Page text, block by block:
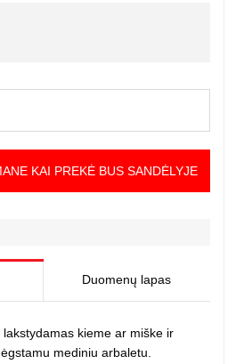
KAI PREKĖ BUS SANDĖLYJE
Duomenų lapas
kieme ar miške ir
mediniu arbaletu.